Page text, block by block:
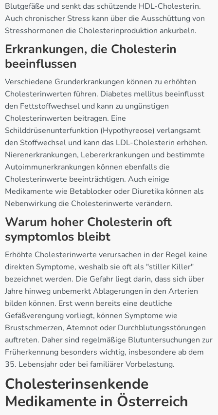
Blutgefäße und senkt das schützende HDL-Cholesterin.
Auch chronischer Stress kann über die Ausschüttung von
Stresshormonen die Cholesterinproduktion ankurbeln.
Erkrankungen, die Cholesterin
beeinflussen
Verschiedene Grunderkrankungen können zu erhöhten
Cholesterinwerten führen. Diabetes mellitus beeinflusst
den Fettstoffwechsel und kann zu ungünstigen
Cholesterinwerten beitragen. Eine
Schilddrüsenunterfunktion (Hypothyreose) verlangsamt
den Stoffwechsel und kann das LDL-Cholesterin erhöhen.
Nierenerkrankungen, Lebererkrankungen und bestimmte
Autoimmunerkrankungen können ebenfalls die
Cholesterinwerte beeinträchtigen. Auch einige
Medikamente wie Betablocker oder Diuretika können als
Nebenwirkung die Cholesterinwerte verändern.
Warum hoher Cholesterin oft
symptomlos bleibt
Erhöhte Cholesterinwerte verursachen in der Regel keine
direkten Symptome, weshalb sie oft als "stiller Killer"
bezeichnet werden. Die Gefahr liegt darin, dass sich über
Jahre hinweg unbemerkt Ablagerungen in den Arterien
bilden können. Erst wenn bereits eine deutliche
Gefäßverengung vorliegt, können Symptome wie
Brustschmerzen, Atemnot oder Durchblutungsstörungen
auftreten. Daher sind regelmäßige Blutuntersuchungen zur
Früherkennung besonders wichtig, insbesondere ab dem
35. Lebensjahr oder bei familiärer Vorbelastung.
Cholesterinsenkende
Medikamente in Österreich